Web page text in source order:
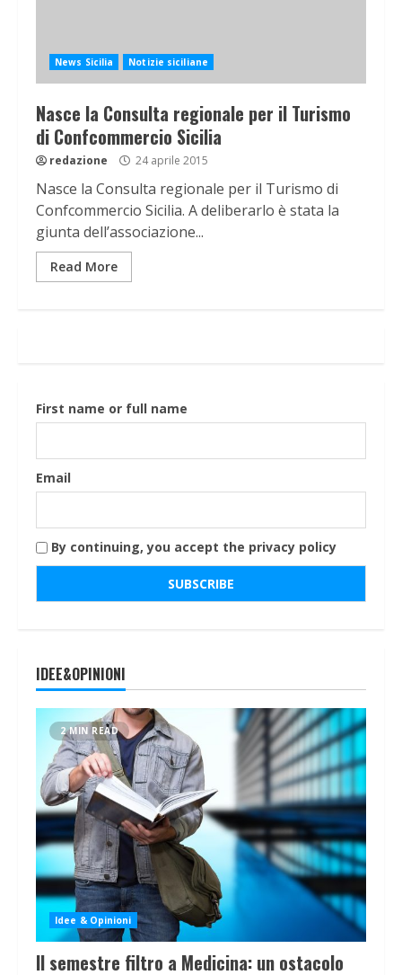
News Sicilia Notizie siciliane
Nasce la Consulta regionale per il Turismo
di Confcommercio Sicilia
redazione 24 aprile 2015
Nasce la Consulta regionale per il Turismo di
Confcommercio Sicilia. A deliberarlo è stata la
giunta dell’associazione...
Read More
First name or full name
Email
By continuing, you accept the privacy policy
IDEE&OPINIONI
2 MIN READ
Idee & Opinioni
Il semestre filtro a Medicina: un ostacolo